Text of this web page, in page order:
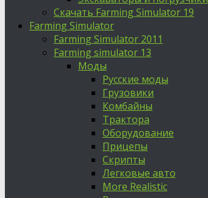
Скачать Farming Simulator 19
Farming Simulator
Farming Simulator 2011
Farming simulator 13
Моды
Русские моды
Грузовики
Комбайны
Трактора
Оборудование
Прицепы
Скрипты
Легковые авто
More Realistic